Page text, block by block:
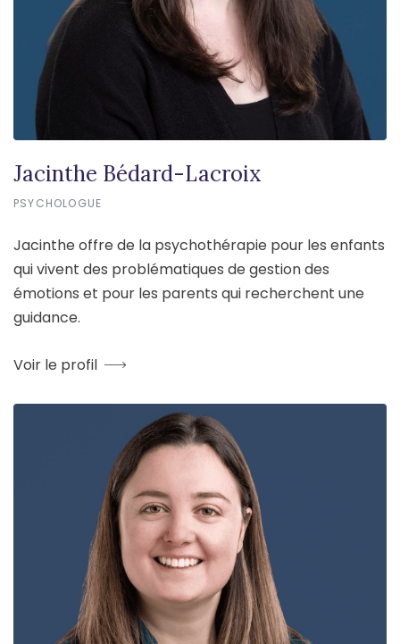
Jacinthe Bédard-Lacroix
PSYCHOLOGUE
Jacinthe offre de la psychothérapie pour les enfants
qui vivent des problématiques de gestion des
émotions et pour les parents qui recherchent une
guidance.
Voir le profil